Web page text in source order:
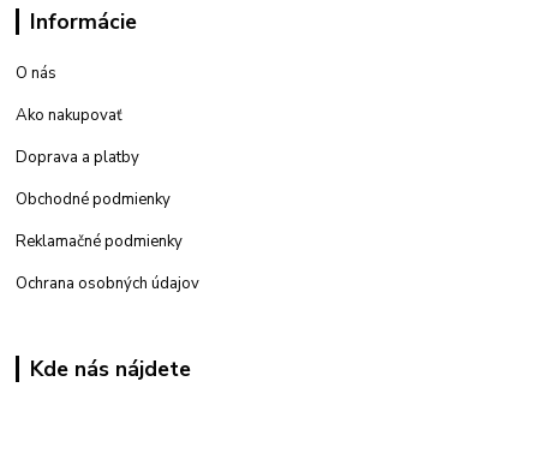
Informácie
O nás
Ako nakupovať
Doprava a platby
Obchodné podmienky
Reklamačné podmienky
Ochrana osobných údajov
Kde nás nájdete